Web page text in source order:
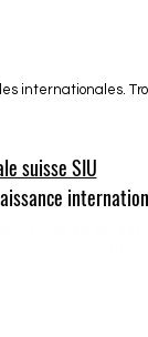
internationales.
suisse SIU